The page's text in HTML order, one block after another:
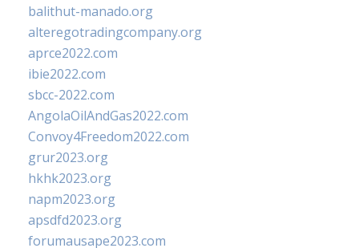
balithut-manado.org
alteregotradingcompany.org
aprce2022.com
ibie2022.com
sbcc-2022.com
AngolaOilAndGas2022.com
Convoy4Freedom2022.com
grur2023.org
hkhk2023.org
napm2023.org
apsdfd2023.org
forumausape2023.com